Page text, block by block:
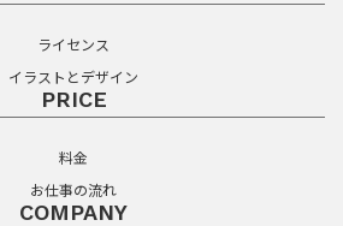
ライセンス
イラストとデザイン
PRICE
料金
お仕事の流れ
COMPANY